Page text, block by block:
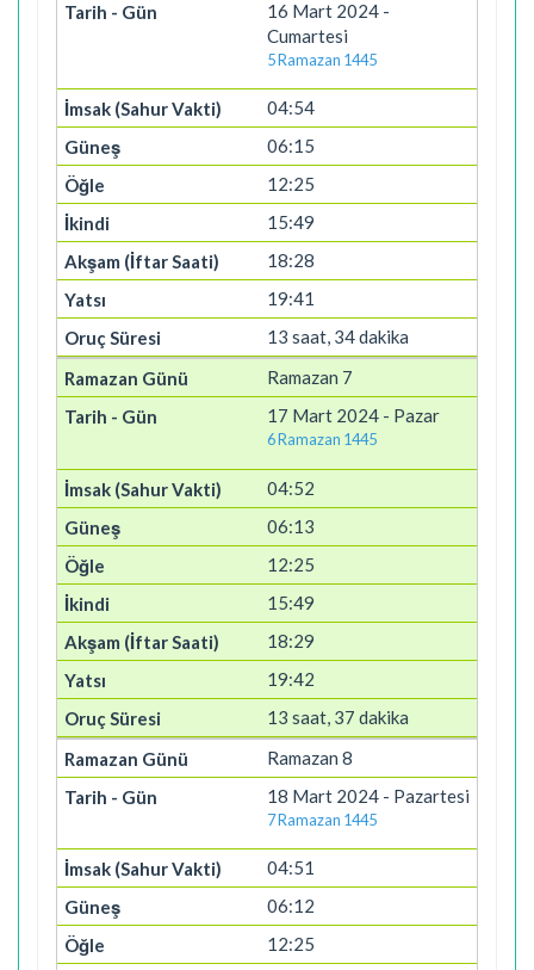
16 Mart 2024 -
Cumartesi
5 Ramazan 1445
04:54
06:15
12:25
15:49
18:28
19:41
13 saat, 34 dakika
Ramazan 7
17 Mart 2024 - Pazar
6 Ramazan 1445
04:52
06:13
12:25
15:49
18:29
19:42
13 saat, 37 dakika
Ramazan 8
18 Mart 2024 - Pazartesi
7 Ramazan 1445
04:51
06:12
12:25